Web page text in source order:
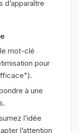
mot-clé
pour
à une
l’idée
l’attention